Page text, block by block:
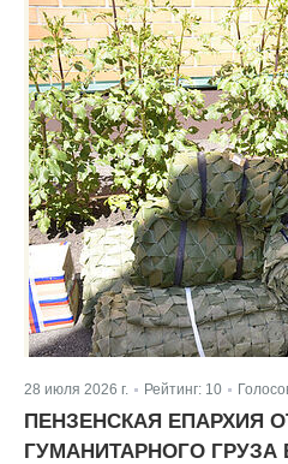
28 июля 2026 г. | Рейтинг: 10
ПЕНЗЕНСКАЯ ЕПАРХИЯ
ГУМАНИТАРНОГО